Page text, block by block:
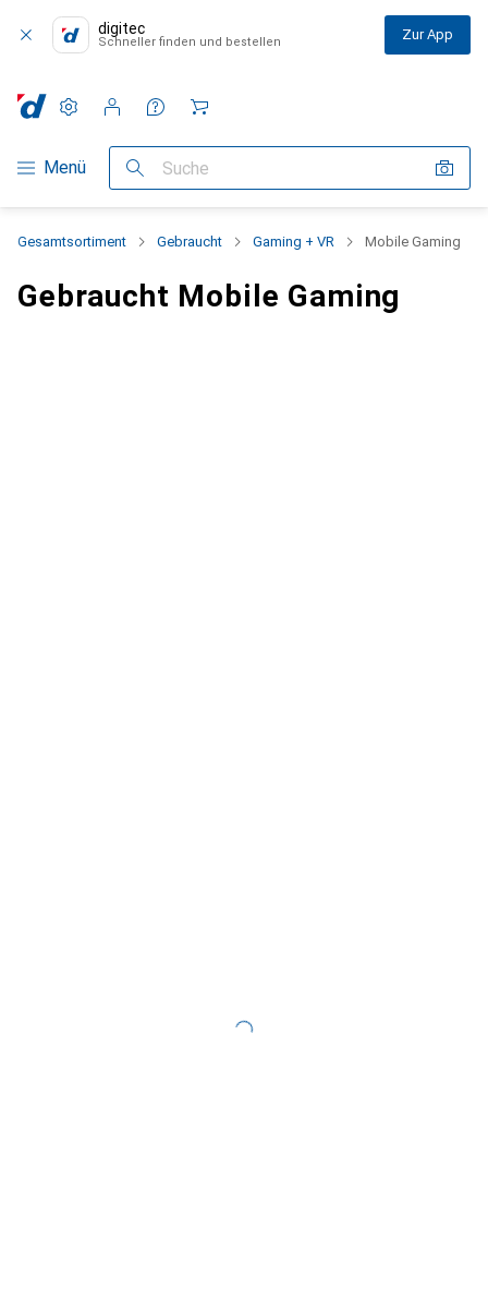
digitec
Schneller finden und bestellen Zur App
Navigation nach Kategorien
Menü Suche
Einstellungen
Kundenkonto
Vergleichslisten
Merklisten
Warenkorb
Gesamtsortiment Gebraucht Gaming + VR Mobile Gaming
Gebraucht Mobile Gaming